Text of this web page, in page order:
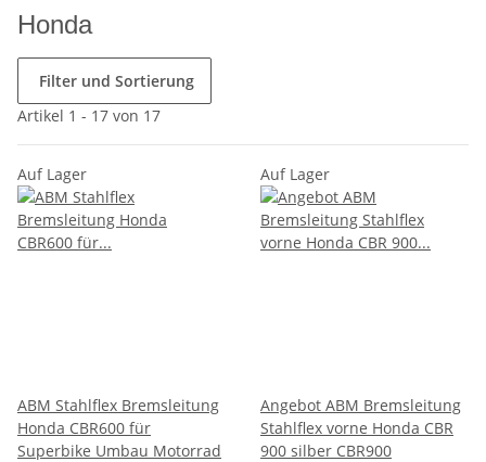
Honda
Filter und Sortierung
Artikel 1 - 17 von 17
Auf Lager
ABM Stahlflex Bremsleitung
Honda CBR600 für
Superbike Umbau Motorrad
Auf Lager
Angebot ABM Bremsleitung
Stahlflex vorne Honda CBR
900 silber CBR900